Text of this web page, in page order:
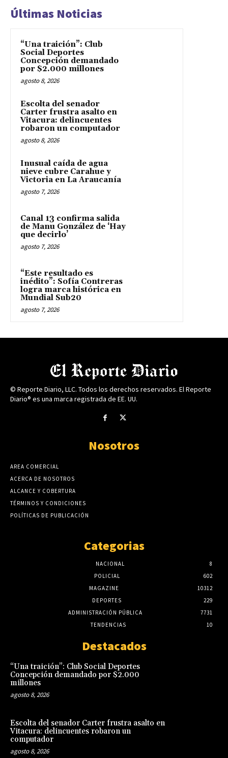
Últimas Noticias
“Una traición”: Club
Social Deportes
Concepción demandado
por $2.000 millones
agosto 8, 2026
Escolta del senador
Carter frustra asalto en
Vitacura: delincuentes
robaron un computador
agosto 8, 2026
Inusual caída de agua
nieve cubre Carahue y
Victoria en La Araucanía
agosto 7, 2026
Canal 13 confirma salida
de Manu González de ‘Hay
que decirlo’
agosto 7, 2026
“Este resultado es
inédito”: Sofía Contreras
logra marca histórica en
Mundial Sub20
agosto 7, 2026
© Reporte Diario, LLC. Todos los derechos reservados. El Reporte
Diario® es una marca registrada de EE. UU.
Nosotros
AREA COMERCIAL
ACERCA DE NOSOTROS
ALCANCE Y COBERTURA
TÉRMINOS Y CONDICIONES
POLÍTICAS DE PUBLICACIÓN
Categorias
NACIONAL
8
POLICIAL
602
MAGAZINE
10312
DEPORTES
229
ADMINISTRACIÓN PÚBLICA
7731
TENDENCIAS
10
Destacados
“Una traición”: Club Social Deportes
Concepción demandado por $2.000
millones
agosto 8, 2026
Escolta del senador Carter frustra asalto en
Vitacura: delincuentes robaron un
computador
agosto 8, 2026